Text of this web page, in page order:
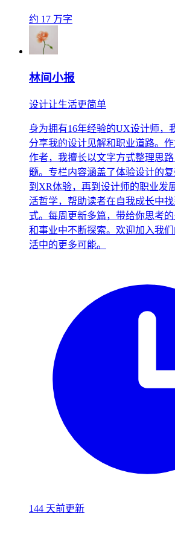
约 17 万字
林间小报
设计让生活更简单
身为拥有16年经验的UX设计师，
分享我的设计见解和职业道路。
作者，我擅长以文字方式整理思
髓。专栏内容涵盖了体验设计的
到XR体验，再到设计师的职业发
活哲学，帮助读者在自我成长中
式。每周更新多篇，带给你思考
和事业中不断探索。欢迎加入我
活中的更多可能。
144 天前更新